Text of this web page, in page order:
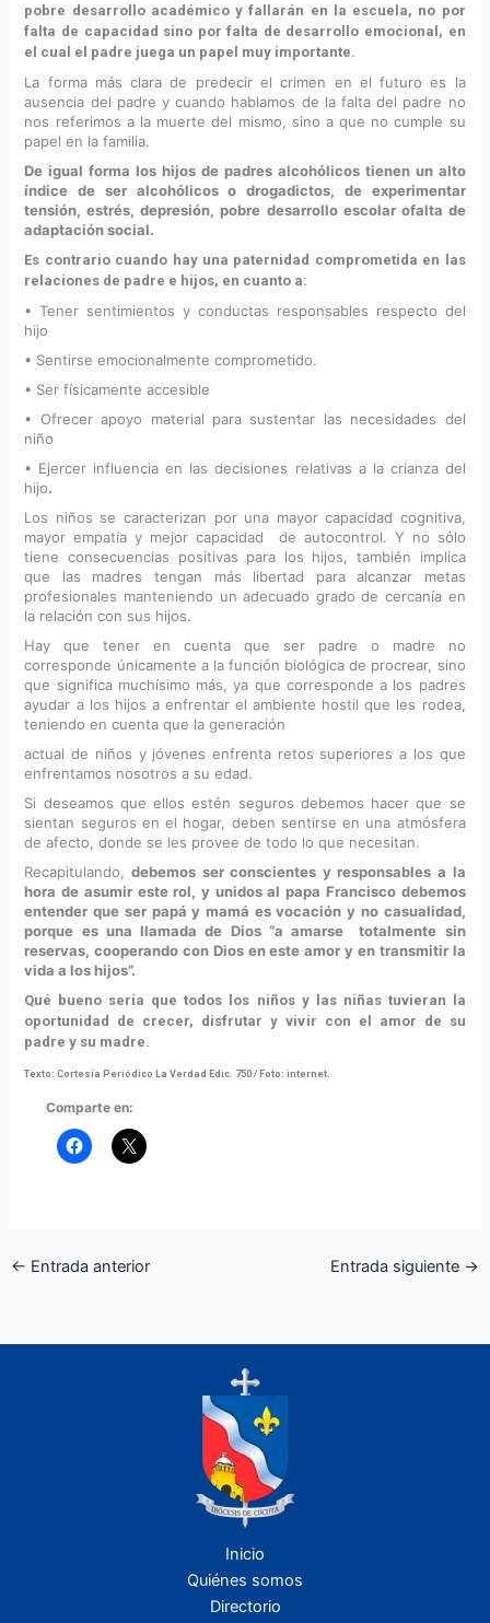
pobre desarrollo académico y fallarán en la escuela, no por
falta de capacidad sino por falta de desarrollo emocional, en
el cual el padre juega un papel muy importante.
La forma más clara de predecir el crimen en el futuro es la
ausencia del padre y cuando hablamos de la falta del padre no
nos referimos a la muerte del mismo, sino a que no cumple su
papel en la familia.
De igual forma los hijos de padres alcohólicos tienen un alto
índice de ser alcohólicos o drogadictos, de experimentar
tensión, estrés, depresión, pobre desarrollo escolar ofalta de
adaptación social.
Es contrario cuando hay una paternidad comprometida en las
relaciones de padre e hijos, en cuanto a:
• Tener sentimientos y conductas responsables respecto del
hijo
• Sentirse emocionalmente comprometido.
• Ser físicamente accesible
• Ofrecer apoyo material para sustentar las necesidades del
niño
• Ejercer influencia en las decisiones relativas a la crianza del
hijo.
Los niños se caracterizan por una mayor capacidad cognitiva,
mayor empatía y mejor capacidad de autocontrol. Y no sólo
tiene consecuencias positivas para los hijos, también implica
que las madres tengan más libertad para alcanzar metas
profesionales manteniendo un adecuado grado de cercanía en
la relación con sus hijos.
Hay que tener en cuenta que ser padre o madre no
corresponde únicamente a la función biológica de procrear, sino
que significa muchísimo más, ya que corresponde a los padres
ayudar a los hijos a enfrentar el ambiente hostil que les rodea,
teniendo en cuenta que la generación
actual de niños y jóvenes enfrenta retos superiores a los que
enfrentamos nosotros a su edad.
Si deseamos que ellos estén seguros debemos hacer que se
sientan seguros en el hogar, deben sentirse en una atmósfera
de afecto, donde se les provee de todo lo que necesitan.
Recapitulando,
debemos ser conscientes y responsables a la
hora de asumir este rol, y unidos al papa Francisco debemos
entender que ser papá y mamá es vocación y no casualidad,
porque es una llamada de Dios “a amarse totalmente sin
reservas, cooperando con Dios en este amor y en transmitir la
vida a los hijos”.
Qué bueno sería que todos los niños y las niñas tuvieran la
oportunidad de crecer, disfrutar y vivir con el amor de su
padre y su madre.
Texto: Cortesía Periódico La Verdad Edic. 750 / Foto: internet.
Comparte en:
← Entrada anterior Entrada siguiente →
Inicio
Quiénes somos
Directorio